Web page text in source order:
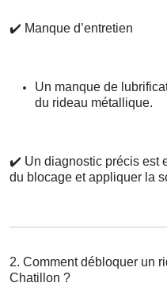
✔️ Manque d’entretien
Un manque de
du rideau métallique.
✔️ Un diagnostic précis est
du blocage et appliquer la
2. Comment débloquer un
Chatillon ?